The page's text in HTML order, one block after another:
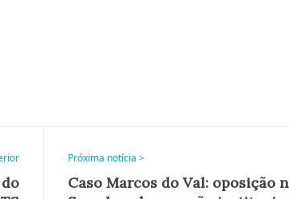
Próxima notícia >
Caso Marcos do Val: oposição